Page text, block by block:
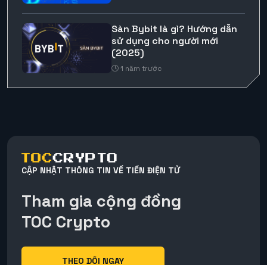
Sàn Bybit là gì? Hướng dẫn
sử dụng cho người mới
(2025)
1 năm trước
CẬP NHẬT THÔNG TIN VỀ TIỀN ĐIỆN TỬ
Tham gia cộng đồng
TOC Crypto
THEO DÕI NGAY